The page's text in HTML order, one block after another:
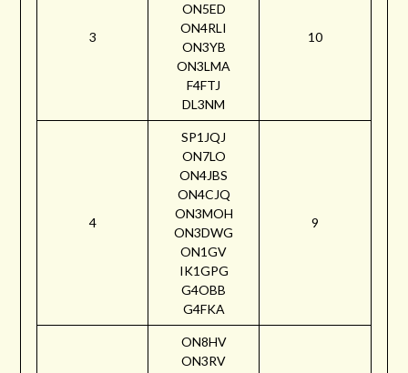
3
ON5ED
ON4RLI
ON3YB
ON3LMA
F4FTJ
DL3NM
10
4
SP1JQJ
ON7LO
ON4JBS
ON4CJQ
ON3MOH
ON3DWG
ON1GV
IK1GPG
G4OBB
G4FKA
9
ON8HV
ON3RV